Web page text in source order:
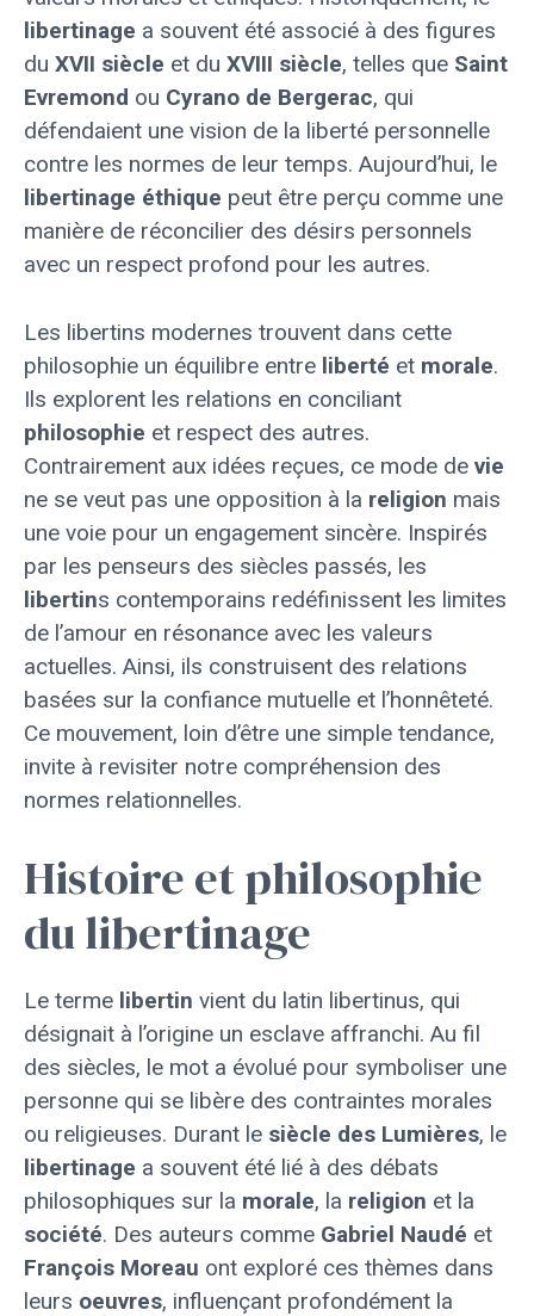
libertinage a souvent été associé à des figures
du XVII siècle et du XVIII siècle, telles que Saint
Evremond ou Cyrano de Bergerac, qui
défendaient une vision de la liberté personnelle
contre les normes de leur temps. Aujourd’hui, le
libertinage éthique peut être perçu comme une
manière de réconcilier des désirs personnels
avec un respect profond pour les autres.
Les libertins modernes trouvent dans cette
philosophie un équilibre entre liberté et morale.
Ils explorent les relations en conciliant
philosophie et respect des autres.
Contrairement aux idées reçues, ce mode de vie
ne se veut pas une opposition à la religion mais
une voie pour un engagement sincère. Inspirés
par les penseurs des siècles passés, les
libertins contemporains redéfinissent les limites
de l’amour en résonance avec les valeurs
actuelles. Ainsi, ils construisent des relations
basées sur la confiance mutuelle et l’honnêteté.
Ce mouvement, loin d’être une simple tendance,
invite à revisiter notre compréhension des
normes relationnelles.
Histoire et philosophie
du libertinage
Le terme libertin vient du latin libertinus, qui
désignait à l’origine un esclave affranchi. Au fil
des siècles, le mot a évolué pour symboliser une
personne qui se libère des contraintes morales
ou religieuses. Durant le siècle des Lumières, le
libertinage a souvent été lié à des débats
philosophiques sur la morale, la religion et la
société. Des auteurs comme Gabriel Naudé et
François Moreau ont exploré ces thèmes dans
leurs oeuvres, influençant profondément la